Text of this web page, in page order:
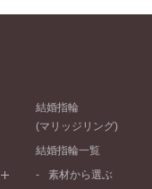
結婚指輪
(マリッジリング)
結婚指輪一覧
素材から選ぶ